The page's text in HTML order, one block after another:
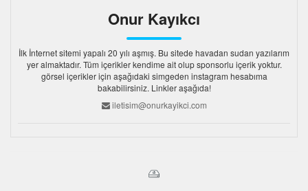
Onur Kayıkcı
İlk İnternet sitemi yapalı 20 yılı aşmış. Bu sitede havadan sudan yazılarım
yer almaktadır. Tüm içerikler kendime ait olup sponsorlu içerik yoktur.
görsel içerikler için aşağıdaki simgeden instagram hesabıma
bakabilirsiniz. Linkler aşağıda!
iletisim@onurkayikci.com